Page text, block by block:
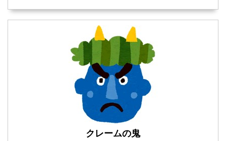
クレームの鬼